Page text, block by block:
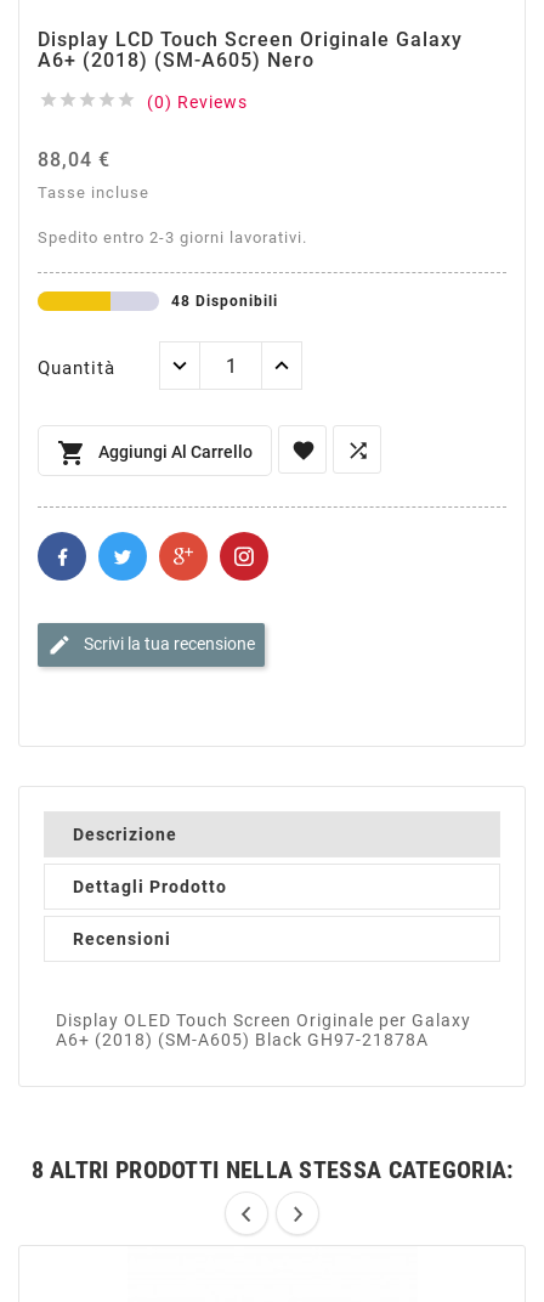
Display LCD Touch Screen Originale Galaxy
A6+ (2018) (SM-A605) Nero
     (0) Reviews
88,04 €
Tasse incluse
Spedito entro 2-3 giorni lavorativi.
48 Disponibili
Quantità
 Aggiungi Al Carrello  
edit Scrivi la tua recensione
Descrizione
Dettagli Prodotto
Recensioni
Display OLED Touch Screen Originale per Galaxy
A6+ (2018) (SM-A605) Black GH97-21878A
8 ALTRI PRODOTTI NELLA STESSA CATEGORIA: